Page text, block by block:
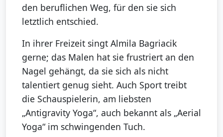
den beruflichen Weg, für den sie sich
letztlich entschied.
In ihrer Freizeit singt Almila Bagriacik
gerne; das Malen hat sie frustriert an den
Nagel gehängt, da sie sich als nicht
talentiert genug sieht. Auch Sport treibt
die Schauspielerin, am liebsten
„Antigravity Yoga“, auch bekannt als „Aerial
Yoga“ im schwingenden Tuch.